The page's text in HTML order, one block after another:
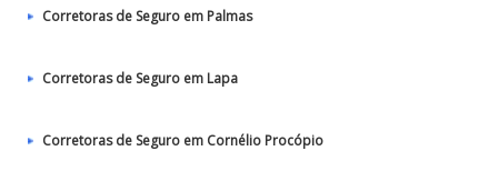
Corretoras de Seguro em Palmas
Corretoras de Seguro em Lapa
Corretoras de Seguro em Cornélio Procópio